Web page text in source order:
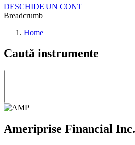
DESCHIDE UN CONT
Breadcrumb
Home
Caută instrumente
Ameriprise Financial Inc.